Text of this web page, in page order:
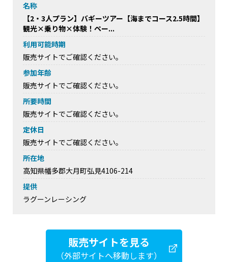
名称
【2・3人プラン】バギーツアー【海までコース2.5時間】
観光×乗り物×体験！ペー...
利用可能時期
販売サイトでご確認ください。
参加年齢
販売サイトでご確認ください。
所要時間
販売サイトでご確認ください。
定休日
販売サイトでご確認ください。
所在地
高知県幡多郡大月町弘見4106-214
提供
ラグーンレーシング
販売サイトを見る
（外部サイトへ移動します）